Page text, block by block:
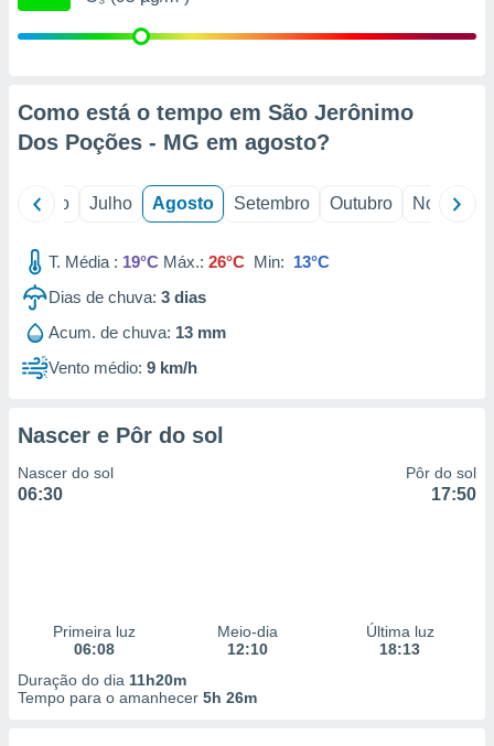
estudos
de
1199
Como está o tempo em São Jerônimo
Dos Poções - MG em agosto?
Junho Julho Agosto Setembro Outubro Novembro
T. Média : 19°C Máx.: 26°C Min: 13°C
Dias de chuva: 3 dias
Acum. de chuva: 13 mm
Vento médio: 9 km/h
Nascer e Pôr do sol
Nascer do sol
06:30
Pôr do sol
17:50
Primeira luz
06:08
Meio-dia
12:10
Última luz
18:13
Duração do dia 11h20m
Tempo para o amanhecer 5h 26m